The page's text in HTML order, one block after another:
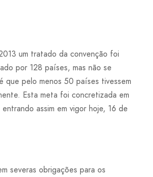
um tratado da convenção foi
por 128 países, mas não se
que pelo menos 50 países tivessem
Esta meta foi concretizada em
assim em vigor hoje, 16 de
severas obrigações para os